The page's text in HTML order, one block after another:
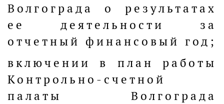
Волгограда о результатах
ее деятельности за
отчетный финансовый год;
включении в план работы
Контрольно-счетной
палаты Волгограда